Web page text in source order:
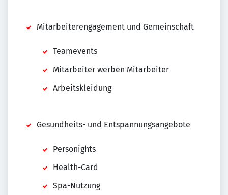
Mitarbeiterengagement und Gemeinschaft
Teamevents
Mitarbeiter werben Mitarbeiter
Arbeitskleidung
Gesundheits- und Entspannungsangebote
Personights
Health-Card
Spa-Nutzung